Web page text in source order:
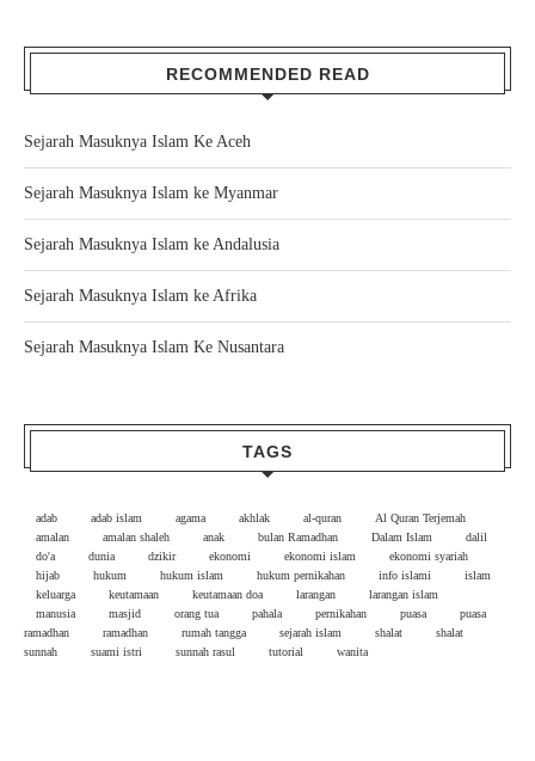
RECOMMENDED READ
Sejarah Masuknya Islam Ke Aceh
Sejarah Masuknya Islam ke Myanmar
Sejarah Masuknya Islam ke Andalusia
Sejarah Masuknya Islam ke Afrika
Sejarah Masuknya Islam Ke Nusantara
TAGS
adab adab islam agama akhlak al-quran
Al Quran Terjemah
amalan
amalan shaleh anak bulan Ramadhan Dalam Islam
dalil
do'a
dunia dzikir ekonomi ekonomi islam
ekonomi syariah
hijab
hukum hukum islam hukum pernikahan info islami
islam
keluarga
keutamaan keutamaan doa larangan
larangan islam
manusia
masjid orang tua pahala pernikahan puasa
puasa
ramadhan
ramadhan rumah tangga sejarah islam shalat
shalat
sunnah
suami istri sunnah rasul tutorial wanita